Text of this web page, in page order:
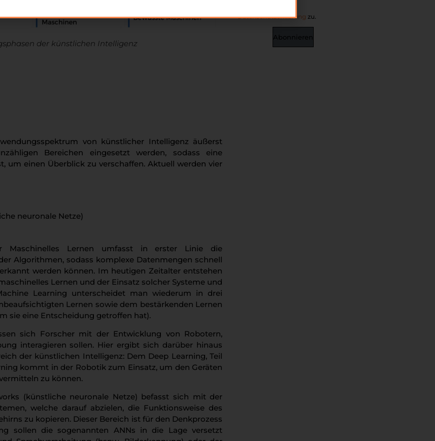
der künstlichen Intelligenz
von künstlicher Intelligenz äußerst
Bereichen eingesetzt werden, sodass eine
um einen Überblick zu verschaffen. Aktuell werden vier
neuronale Netze)
Maschinelles Lernen umfasst in erster Linie die
Algorithmen, sodass komplexe Datenmengen schnell
werden können. Im heutigen Zeitalter entstehen
Lernen und der Einsatz solcher Systeme und
Learning unterscheidet man wiederum in drei
Lernen sowie dem bestärkenden Lernen
sie eine Entscheidung getroffen hat).
sich Forscher mit der Entwicklung von Robotern,
interagieren sollen. Hier ergibt sich darüber hinaus
der künstlichen Intelligenz: Dem Deep Learning, Teil
kommt in der Robotik zum Einsatz, um den Geräten
zu können.
(künstliche neuronale Netze) befasst sich mit der
welche darauf abzielen, die Funktionsweise des
zu kopieren. Dieser Bereich ist für den Denkprozess
sollen die sogenannten ANNs in die Lage versetzt
Datenschutzerklärung zu.
Abonnieren